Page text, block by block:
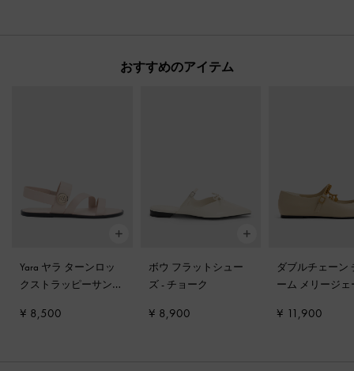
おすすめのアイテム
Yara ヤラ ターンロッ
クストラッピーサンダ
¥ 8,500
ボウ フラットシュー
ズ- チョーク
¥ 8,900
ダブルチェーン
ーム メリージェ
¥ 11,900